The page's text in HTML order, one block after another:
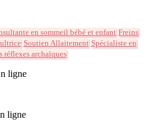
en sommeil bébé et enfant Freins
Soutien Allaitement Spécialiste en
réflexes archaïques
ligne
ligne